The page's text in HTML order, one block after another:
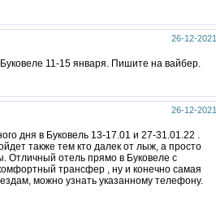
26-12-2021
11-15 января. Пишите на вайбер.
26-12-2021
дня в Буковель 13-17.01 и 27-31.01.22 .
также тем кто далек от лыж, а просто
Отличный отель прямо в Буковеле с
трансфер , ну и конечно самая
можно узнать указанному телефону.